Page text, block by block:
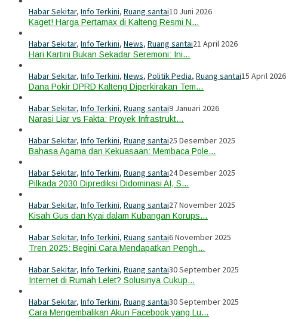
Habar Sekitar, Info Terkini, Ruang santai10 Juni 2026
Kaget! Harga Pertamax di Kalteng Resmi N…
Habar Sekitar, Info Terkini, News, Ruang santai21 April 2026
Hari Kartini Bukan Sekadar Seremoni: Ini…
Habar Sekitar, Info Terkini, News, Politik Pedia, Ruang santai15 April 2026
Dana Pokir DPRD Kalteng Diperkirakan Tem…
Habar Sekitar, Info Terkini, Ruang santai9 Januari 2026
Narasi Liar vs Fakta: Proyek Infrastrukt…
Habar Sekitar, Info Terkini, Ruang santai25 Desember 2025
Bahasa Agama dan Kekuasaan: Membaca Pole…
Habar Sekitar, Info Terkini, Ruang santai24 Desember 2025
Pilkada 2030 Diprediksi Didominasi AI, S…
Habar Sekitar, Info Terkini, Ruang santai27 November 2025
Kisah Gus dan Kyai dalam Kubangan Korups…
Habar Sekitar, Info Terkini, Ruang santai6 November 2025
Tren 2025: Begini Cara Mendapatkan Pengh…
Habar Sekitar, Info Terkini, Ruang santai30 September 2025
Internet di Rumah Lelet? Solusinya Cukup…
Habar Sekitar, Info Terkini, Ruang santai30 September 2025
Cara Mengembalikan Akun Facebook yang Lu…